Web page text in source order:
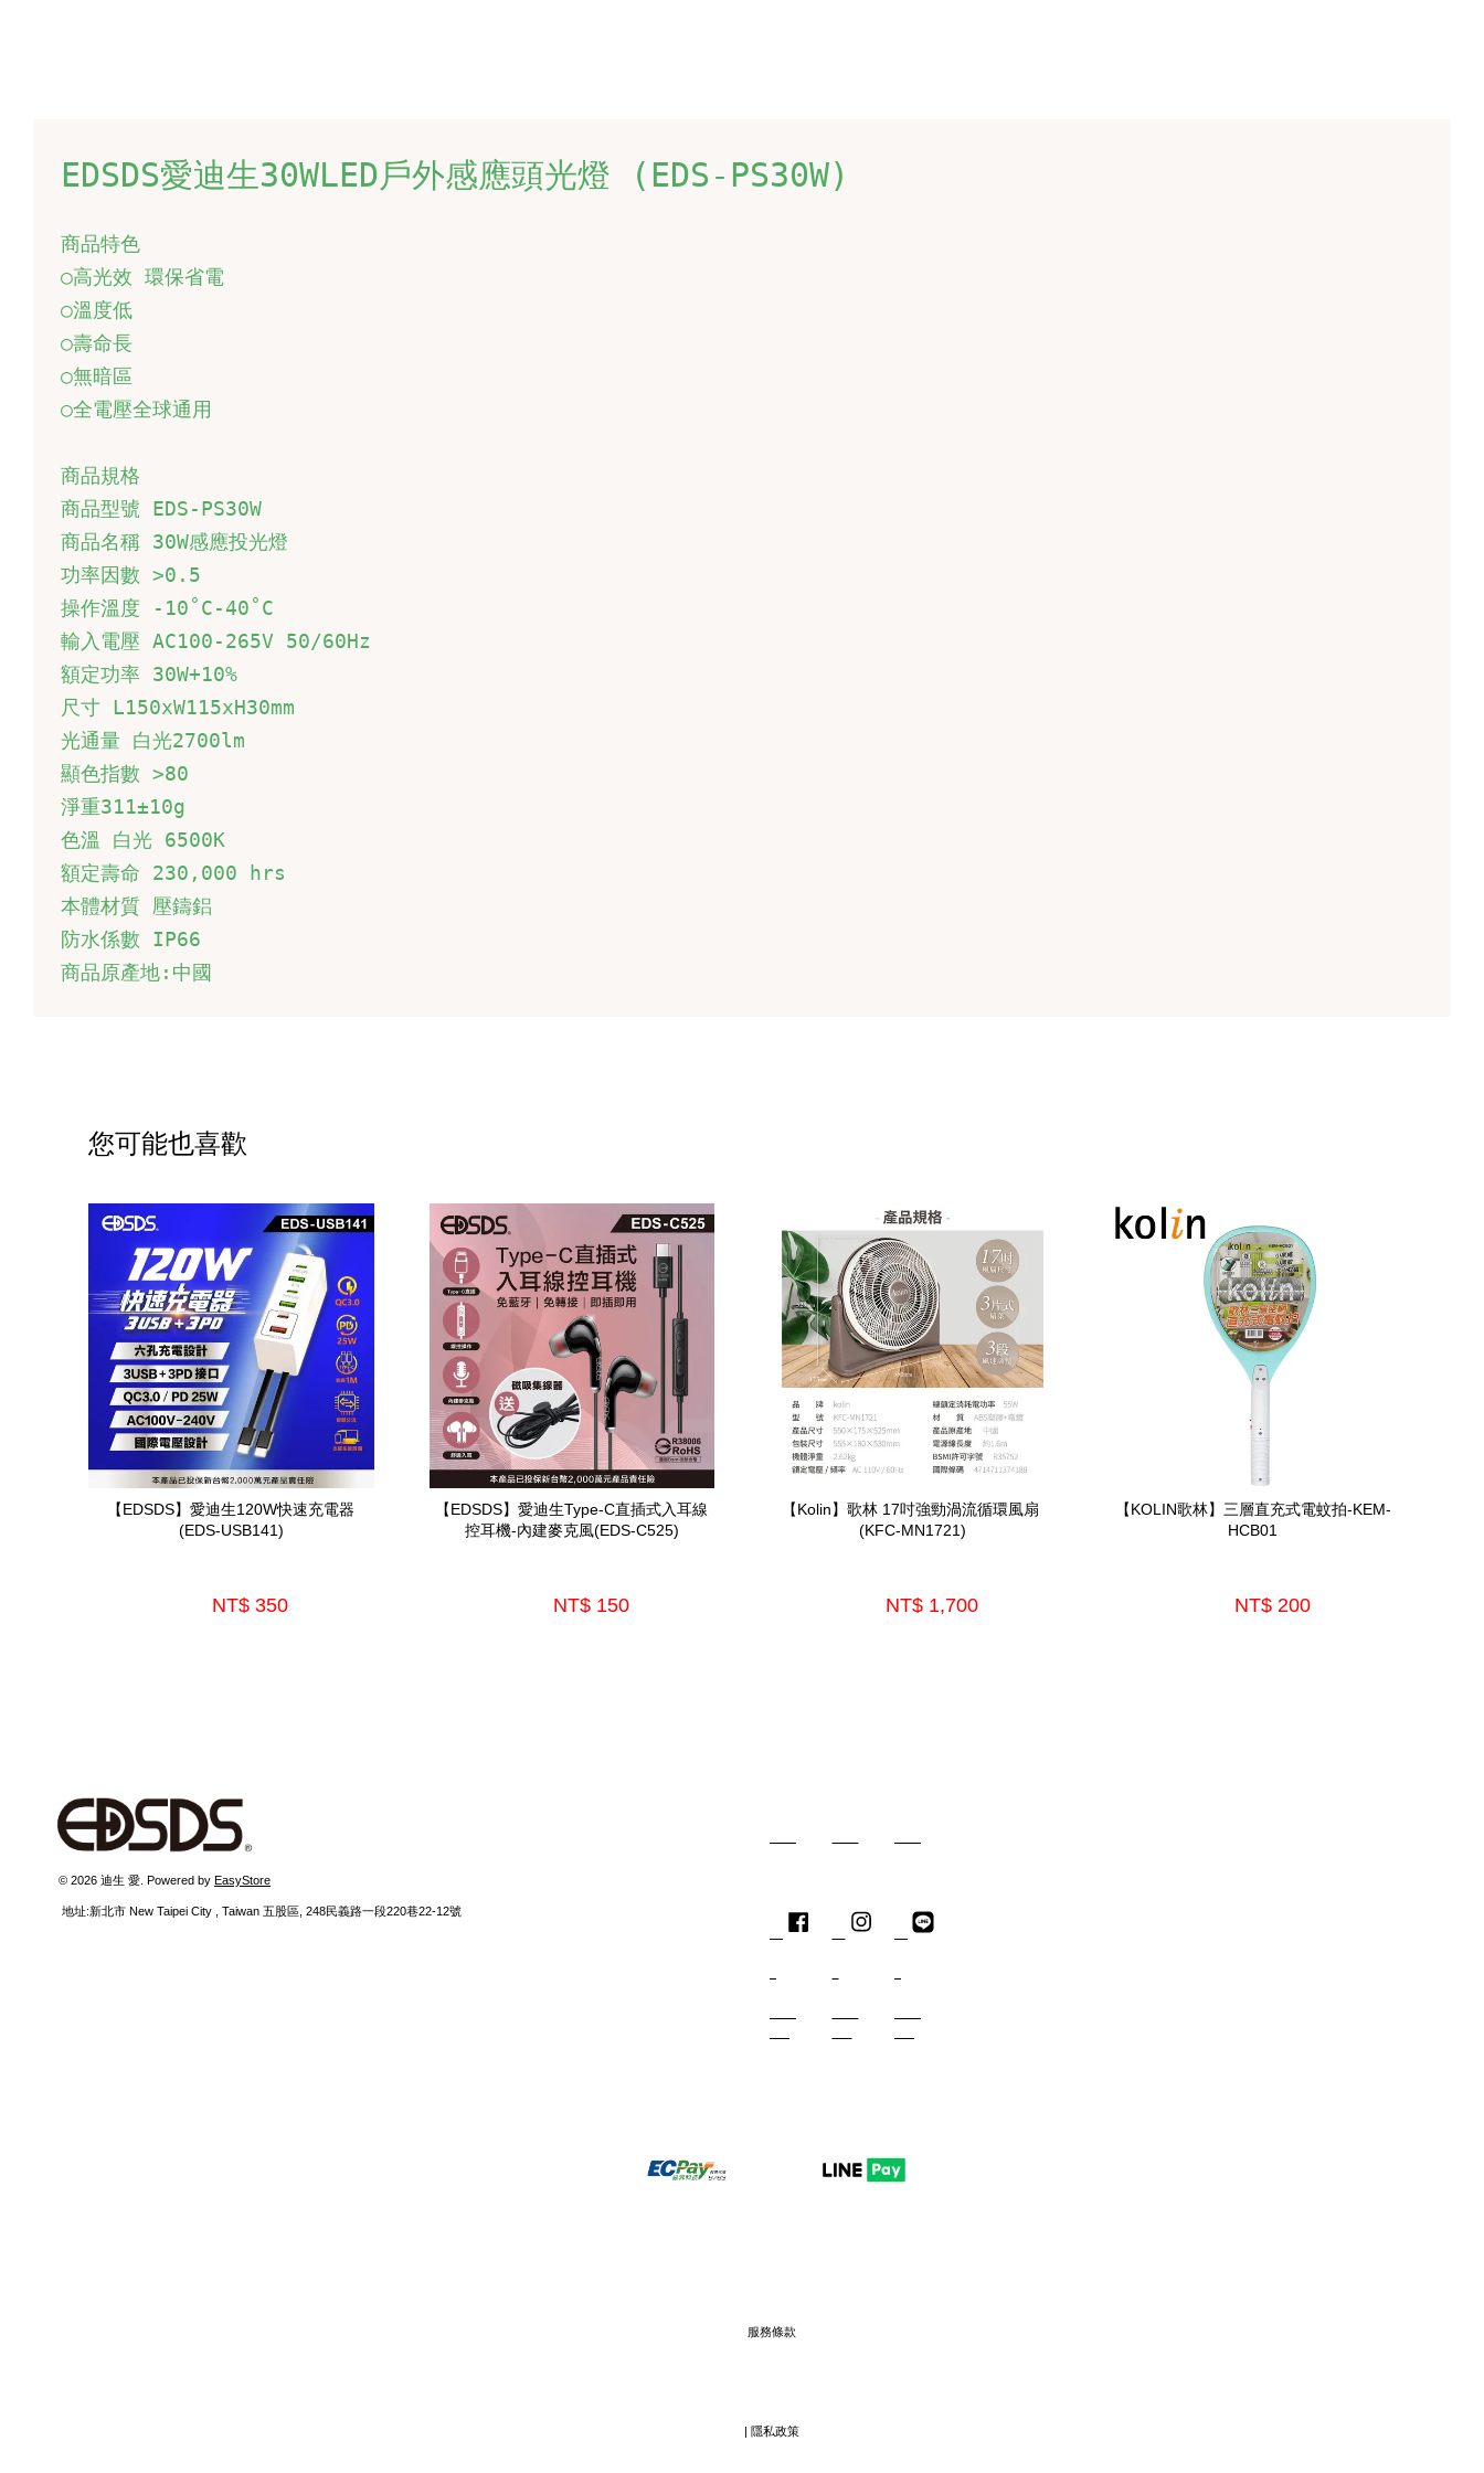
EDSDS愛迪生30WLED戶外感應頭光燈 (EDS-PS30W)
商品特色
○高光效 環保省電
○溫度低
○壽命長
○無暗區
○全電壓全球通用
商品規格
商品型號 EDS-PS30W
商品名稱 30W感應投光燈
功率因數 >0.5
操作溫度 -10˚C-40˚C
輸入電壓 AC100-265V 50/60Hz
額定功率 30W+10%
尺寸 L150xW115xH30mm
光通量 白光2700lm
顯色指數 >80
淨重311±10g
色溫 白光 6500K
額定壽命 230,000 hrs
本體材質 壓鑄鋁
防水係數 IP66
商品原產地:中國
您可能也喜歡
【EDSDS】愛迪生120W快速充電器
(EDS-USB141)
NT$ 350
【EDSDS】愛迪生Type-C直插式入耳線
控耳機-內建麥克風(EDS-C525)
NT$ 150
【Kolin】歌林 17吋強勁渦流循環風扇
(KFC-MN1721)
NT$ 1,700
【KOLIN歌林】三層直充式電蚊拍-KEM-
HCB01
NT$ 200
© 2026 迪生 愛. Powered by EasyStore
  地址:新北市 New Taipei City , Taiwan 五股區, 248民義路一段220巷22-12號
服務條款
                  |
隱私政策